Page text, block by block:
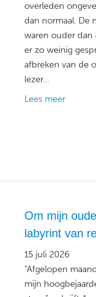
overleden
dan normaal. De
waren ouder dan
er zo weinig
afbreken van de
lezer…
Lees meer
Om mijn
labyrint van
15 juli 2026
“Afgelopen
mijn